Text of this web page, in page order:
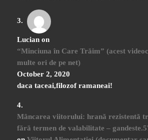
Lucian on
“Minciuna în Care Trăim” (acest
multe ori de pe net)
October 2, 2020
daca taceai,filozof ramaneai!
Mâncarea viitorului: hrană rezistentă
fără termen de valabilitate –